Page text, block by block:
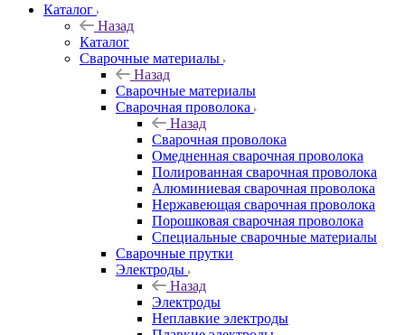
Каталог
Назад
Каталог
Сварочные материалы
Назад
Сварочные материалы
Сварочная проволока
Назад
Сварочная проволока
Омедненная сварочная проволока
Полированная сварочная проволока
Алюминиевая сварочная проволока
Нержавеющая сварочная проволока
Порошковая сварочная проволока
Специальные сварочные материалы
Сварочные прутки
Электроды
Назад
Электроды
Неплавкие электроды